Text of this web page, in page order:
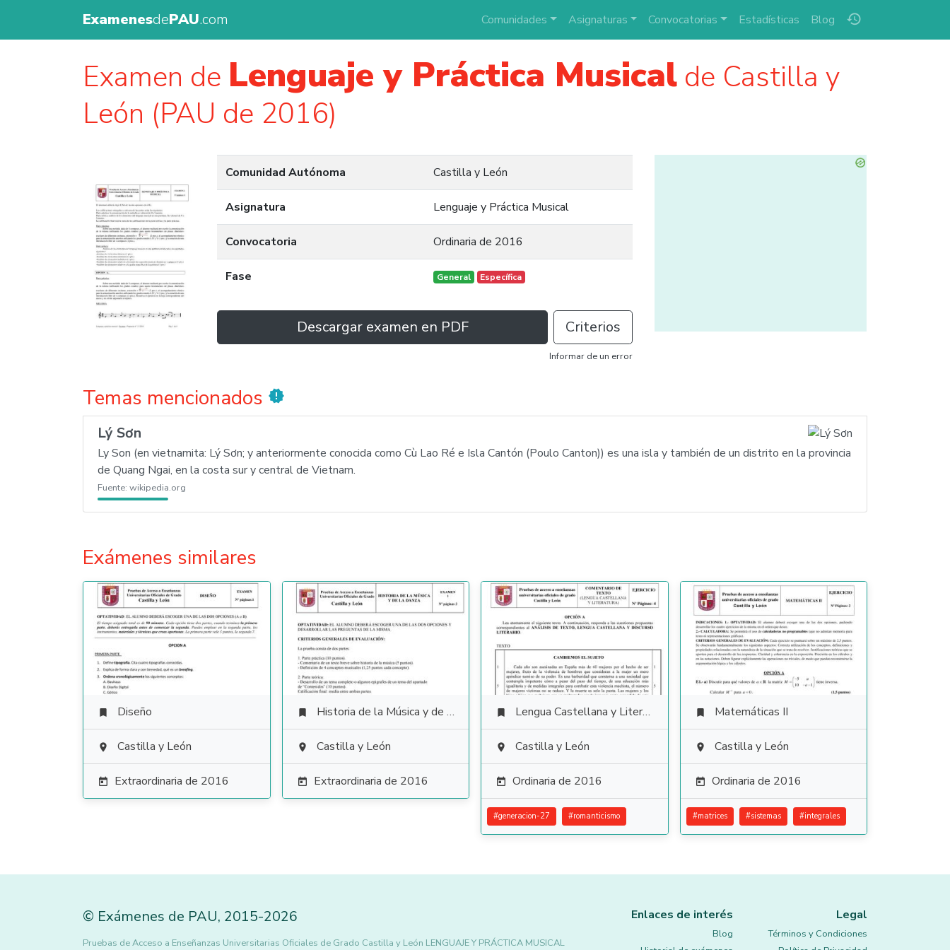
ExamenesdePAU.com history
Comunidades Asignaturas Convocatorias Estadísticas Blog
Examen de Lenguaje y Práctica Musical de Castilla y
León (PAU de 2016)
Comunidad Autónoma Castilla y León
Asignatura Lenguaje y Práctica Musical
Convocatoria Ordinaria de 2016
Fase General Específica
Descargar examen en PDF Criterios
Informar de un error
Temas mencionados new_releases
Lý Sơn
Ly Son (en vietnamita: Lý Sơn; y anteriormente conocida como Cù Lao Ré e Isla Cantón (Poulo Canton)) es una isla y también de un distrito en la provincia
de Quang Ngai, en la costa sur y central de Vietnam.
Fuente: wikipedia.org
Exámenes similares
 Diseño
 Castilla y León
 Extraordinaria de 2016
 Historia de la Música y de la Danza
 Castilla y León
 Extraordinaria de 2016
 Lengua Castellana y Literatura
 Castilla y León
 Ordinaria de 2016
#generacion-27 #romanticismo
 Matemáticas II
 Castilla y León
 Ordinaria de 2016
#matrices #sistemas #integrales
© Exámenes de PAU, 2015-2026
Pruebas de Acceso a Enseñanzas Universitarias Oficiales de Grado Castilla y León LENGUAJE Y PRÁCTICA MUSICAL
Enlaces de interés
Blog
Legal
Términos y Condiciones